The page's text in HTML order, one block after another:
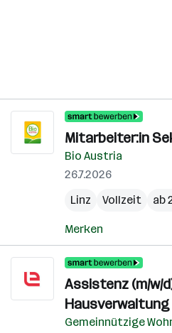
Mitarbeiter:in
Bio Austria
26.7.2026
Linz
Vollzeit ab
Merken
Assistenz (m/w/
Hausverwaltung
Gemeinnützige